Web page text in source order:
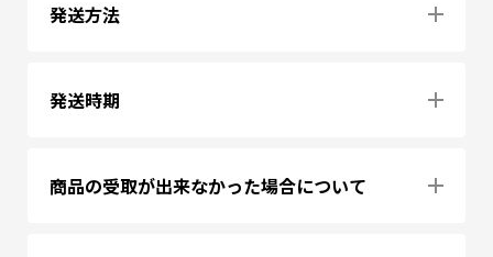
発送方法
発送時期
商品の受取が出来なかった場合について